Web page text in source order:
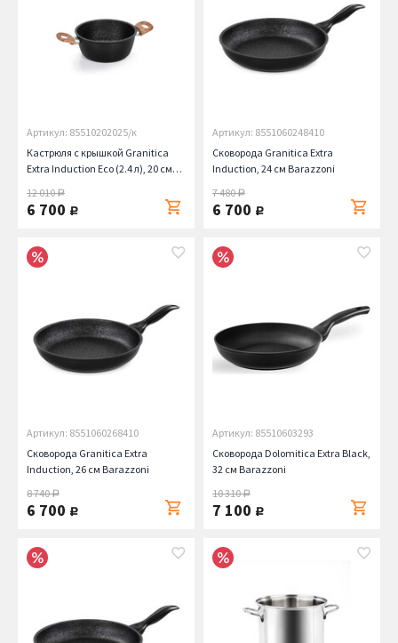
Артикул: 85510202025/к
Кастрюля с крышкой Granitica
Extra Induction Eco (2.4 л), 20 см
12 010руб.
6 700 руб.
Артикул: 8551060248410
Сковорода Granitica Extra
Induction, 24 см Barazzoni
7 480руб.
6 700 руб.
Артикул: 8551060268410
Сковорода Granitica Extra
Induction, 26 см Barazzoni
8 740руб.
6 700 руб.
Артикул: 85510603293
Сковорода Dolomitica Extra Black,
32 см Barazzoni
10 310руб.
7 100 руб.